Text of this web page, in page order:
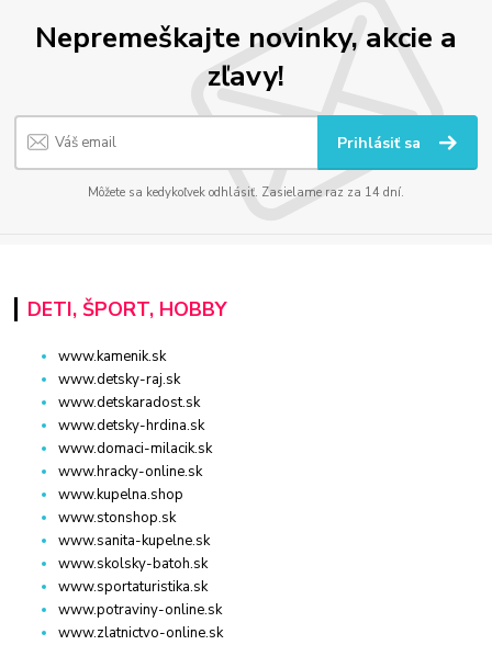
Nepremeškajte novinky, akcie a
zľavy!
Prihlásiť sa
Môžete sa kedykoľvek odhlásiť. Zasielame raz za 14 dní.
DETI, ŠPORT, HOBBY
www.kamenik.sk
www.detsky-raj.sk
www.detskaradost.sk
www.detsky-hrdina.sk
www.domaci-milacik.sk
www.hracky-online.sk
www.kupelna.shop
www.stonshop.sk
www.sanita-kupelne.sk
www.skolsky-batoh.sk
www.sportaturistika.sk
www.potraviny-online.sk
www.zlatnictvo-online.sk